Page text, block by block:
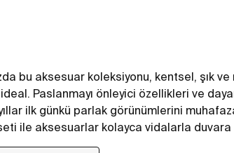
bu aksesuar koleksiyonu, kentsel, şık ve
Paslanmayı önleyici özellikleri ve
ilk günkü parlak görünümlerini
ile aksesuarlar kolayca vidalarla duvara